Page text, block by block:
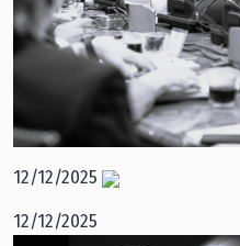
12/12/2025
12/12/2025